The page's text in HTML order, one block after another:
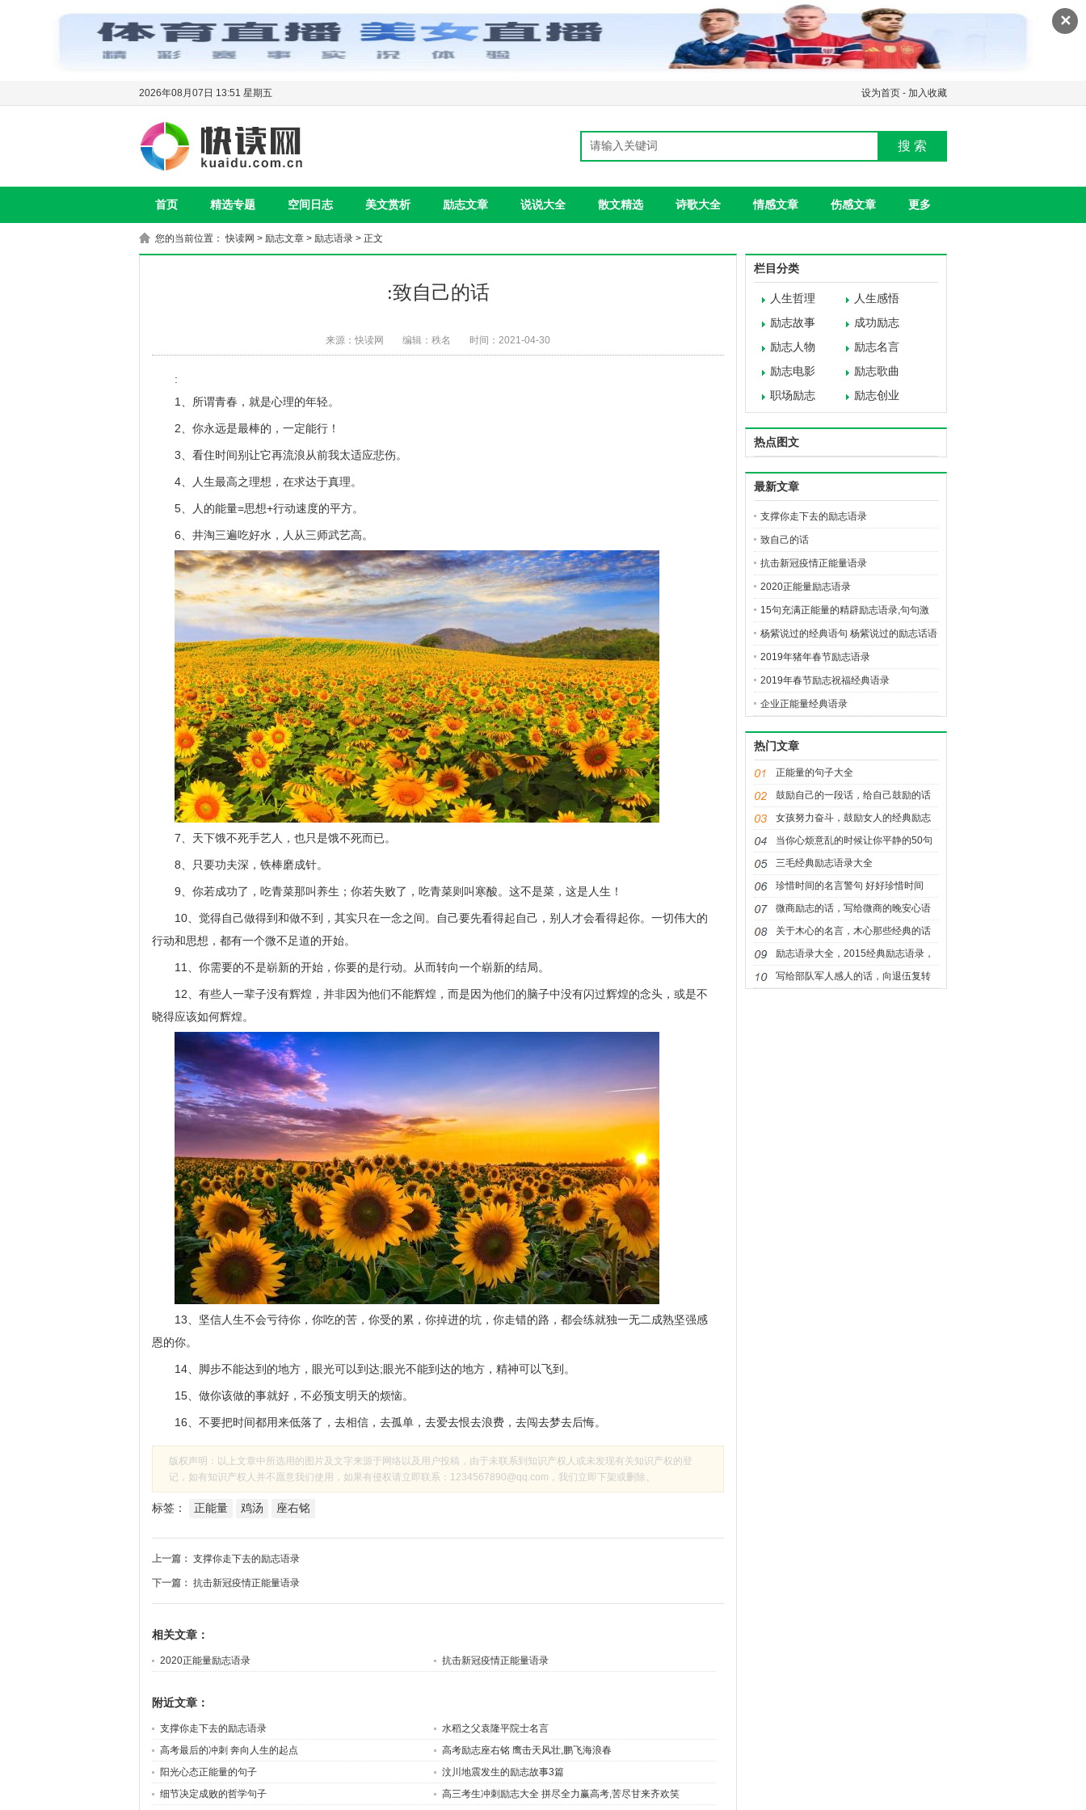
✕
设为首页 - 加入收藏
2026年08月07日 13:51 星期五
搜 索
首页 精选专题 空间日志 美文赏析 励志文章 说说大全 散文精选 诗歌大全 情感文章 伤感文章 更多
您的当前位置：快读网 > 励志文章 > 励志语录 > 正文
:致自己的话
来源：快读网 编辑：秩名 时间：2021-04-30
:
1、所谓青春，就是心理的年轻。
2、你永远是最棒的，一定能行！
3、看住时间别让它再流浪从前我太适应悲伤。
4、人生最高之理想，在求达于真理。
5、人的能量=思想+行动速度的平方。
6、井淘三遍吃好水，人从三师武艺高。
7、天下饿不死手艺人，也只是饿不死而已。
8、只要功夫深，铁棒磨成针。
9、你若成功了，吃青菜那叫养生；你若失败了，吃青菜则叫寒酸。这不是菜，这是人生！
10、觉得自己做得到和做不到，其实只在一念之间。自己要先看得起自己，别人才会看得起你。一切伟大的
行动和思想，都有一个微不足道的开始。
11、你需要的不是崭新的开始，你要的是行动。从而转向一个崭新的结局。
12、有些人一辈子没有辉煌，并非因为他们不能辉煌，而是因为他们的脑子中没有闪过辉煌的念头，或是不
晓得应该如何辉煌。
13、坚信人生不会亏待你，你吃的苦，你受的累，你掉进的坑，你走错的路，都会练就独一无二成熟坚强感
恩的你。
14、脚步不能达到的地方，眼光可以到达;眼光不能到达的地方，精神可以飞到。
15、做你该做的事就好，不必预支明天的烦恼。
16、不要把时间都用来低落了，去相信，去孤单，去爱去恨去浪费，去闯去梦去后悔。
版权声明：以上文章中所选用的图片及文字来源于网络以及用户投稿，由于未联系到知识产权人或未发现有关知识产权的登
记，如有知识产权人并不愿意我们使用，如果有侵权请立即联系：1234567890@qq.com，我们立即下架或删除。
标签： 正能量 鸡汤 座右铭
上一篇： 支撑你走下去的励志语录
下一篇： 抗击新冠疫情正能量语录
相关文章：
2020正能量励志语录 抗击新冠疫情正能量语录
附近文章：
支撑你走下去的励志语录
水稻之父袁隆平院士名言
高考最后的冲刺 奔向人生的起点
高考励志座右铭 鹰击天风壮,鹏飞海浪春
阳光心态正能量的句子
汶川地震发生的励志故事3篇
细节决定成败的哲学句子
高三考生冲刺励志大全 拼尽全力赢高考,苦尽甘来齐欢笑
栏目分类
人生哲理
人生感悟
励志故事
成功励志
励志人物
励志名言
励志电影
励志歌曲
职场励志
励志创业
热点图文
最新文章
支撑你走下去的励志语录
致自己的话
抗击新冠疫情正能量语录
2020正能量励志语录
15句充满正能量的精辟励志语录,句句激
励人心
杨紫说过的经典语句 杨紫说过的励志话语
2019年猪年春节励志语录
2019年春节励志祝福经典语录
企业正能量经典语录
热门文章
正能量的句子大全
鼓励自己的一段话，给自己鼓励的话
大全
女孩努力奋斗，鼓励女人的经典励志
语录100句，四字词语
当你心烦意乱的时候让你平静的50句
励志话语
三毛经典励志语录大全
珍惜时间的名言警句 好好珍惜时间
微商励志的话，写给微商的晚安心语
关于木心的名言，木心那些经典的话
励志语录大全，2015经典励志语录，
人生感悟，人生励志语录，励志
写给部队军人感人的话，向退伍复转